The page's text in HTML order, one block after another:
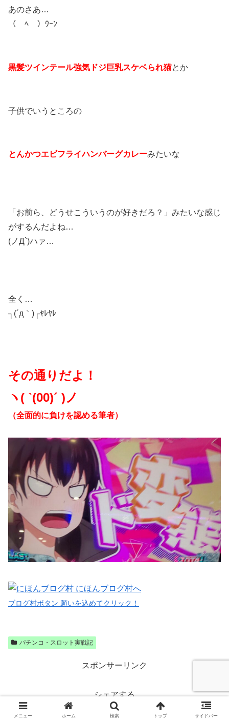
あのさあ…
（￣ﾍ￣）ｳｰﾝ
黒髪ツインテール強気ドジ巨乳スケベられ猫とか
子供でいうところの
とんかつエビフライハンバーグカレーみたいな
「お前ら、どうせこういうのが好きだろ？」みたいな感じ
がするんだよね…
(ノД`)ハァ…
全く…
┐(´д｀)┌ﾔﾚﾔﾚ
その通りだよ！
ヽ( ˋ(00)´ )ノ
（全面的に負けを認める筆者）
ブログ村ボタン 願いを込めてクリック！
パチンコ・スロット実戦記
スポンサーリンク
シェアする
X
メニュー ホーム 検索 トップ サイドバー